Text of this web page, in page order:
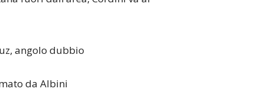
angolo dubbio
da Albini